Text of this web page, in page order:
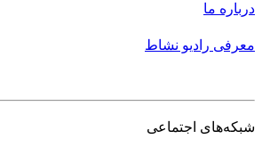
درباره ما
معرفی رادیو نشاط
شبکه‌های اجتماعی